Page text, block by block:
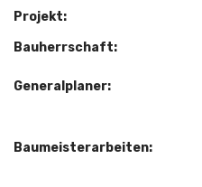
Projekt:
Bauherrschaft:
Generalplaner:
Baumeisterarbeiten: